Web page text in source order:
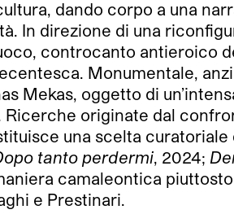
dando corpo a una
In direzione di una
controcanto antieroico
Monumentale,
Mekas, oggetto di
originate dal
una scelta
tanto perdermi, 2024;
camaleontica
e Prestinari.